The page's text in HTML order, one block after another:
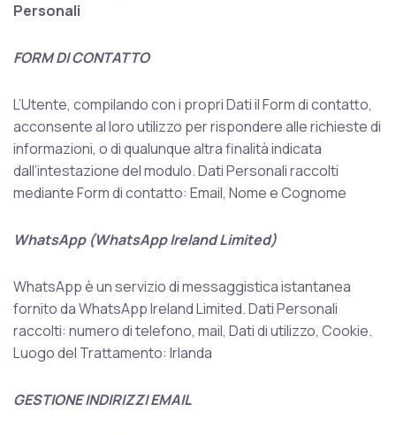
Personali
FORM DI CONTATTO
L’Utente, compilando con i propri Dati il Form di contatto,
acconsente al loro utilizzo per rispondere alle richieste di
informazioni, o di qualunque altra finalità indicata
dall’intestazione del modulo. Dati Personali raccolti
mediante Form di contatto: Email, Nome e Cognome
WhatsApp (WhatsApp Ireland Limited)
WhatsApp è un servizio di messaggistica istantanea
fornito da WhatsApp Ireland Limited. Dati Personali
raccolti: numero di telefono, mail, Dati di utilizzo, Cookie.
Luogo del Trattamento: Irlanda
GESTIONE INDIRIZZI EMAIL